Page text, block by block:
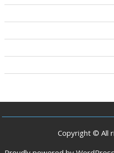
Copyright © All